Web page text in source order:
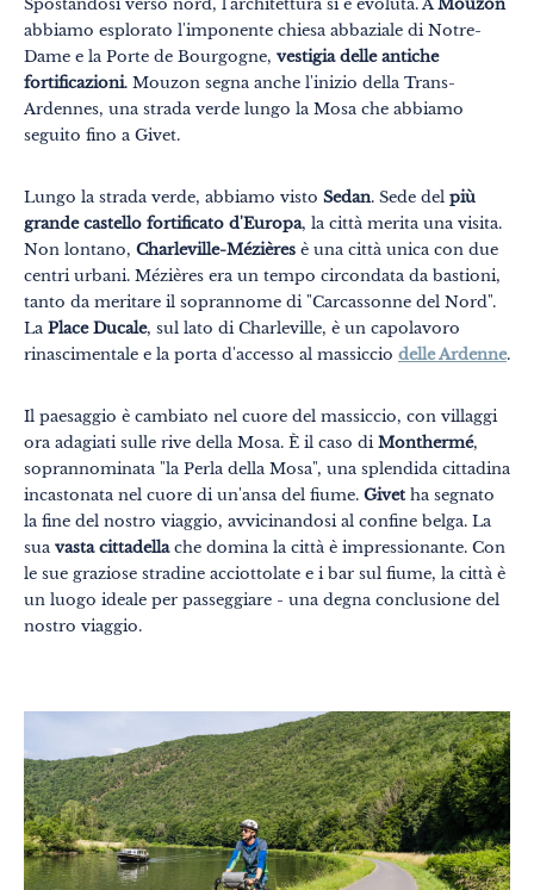
Spostandosi verso nord, l'architettura si è evoluta. AMouzon
abbiamo esplorato l'imponente chiesa abbaziale di Notre-
Dame e la Porte de Bourgogne, vestigia delle antiche
fortificazioni. Mouzon segna anche l'inizio della Trans-
Ardennes, una strada verde lungo la Mosa che abbiamo
seguito fino a Givet.
Lungo la strada verde, abbiamo visto Sedan. Sede del più
grande castello fortificato d'Europa, la città merita una visita.
Non lontano, Charleville-Mézières è una città unica con due
centri urbani. Mézières era un tempo circondata da bastioni,
tanto da meritare il soprannome di "Carcassonne del Nord".
La Place Ducale, sul lato di Charleville, è un capolavoro
rinascimentale e la porta d'accesso al massiccio delle Ardenne.
Il paesaggio è cambiato nel cuore del massiccio, con villaggi
ora adagiati sulle rive della Mosa. È il caso diMonthermé,
soprannominata "la Perla della Mosa", una splendida cittadina
incastonata nel cuore di un'ansa del fiume. Givetha segnato
la fine del nostro viaggio, avvicinandosi al confine belga. La
sua vasta cittadellache domina la città è impressionante. Con
le sue graziose stradine acciottolate e i bar sul fiume, la città è
un luogo ideale per passeggiare - una degna conclusione del
nostro viaggio.